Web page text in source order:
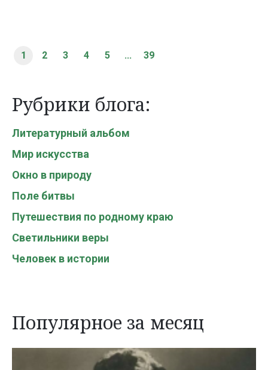
1 2 3 4 5 ... 39
Рубрики блога:
Литературный альбом
Мир искусства
Окно в природу
Поле битвы
Путешествия по родному краю
Светильники веры
Человек в истории
Популярное за месяц